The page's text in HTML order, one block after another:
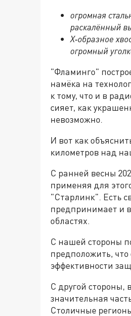
огромная
раскалённый
Х‑образное
огромный
"Фламинго"
намёка на
к тому, что и в
сияет, как
невозможно.
И вот как
километров над
С ранней весны
применяя для
"Старлинк". Есть
предпринимает и
областях.
С нашей стороны
предположить, что
эффективности
С другой стороны,
значительная
Столичные